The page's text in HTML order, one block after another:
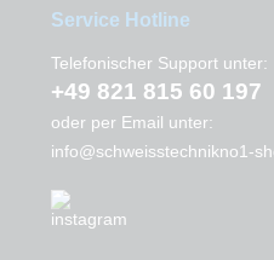
Service Hotline
Telefonischer Support unter:
+49 821 815 60 197
oder per Email unter:
info@schweisstechnikno1-